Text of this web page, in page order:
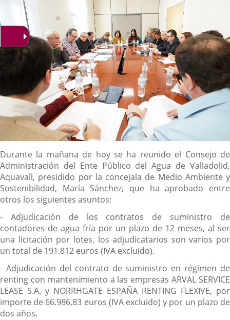
Descripción
Durante la mañana de hoy se ha reunido el Consejo de
Administración del Ente Público del Agua de Valladolid,
Aquavall, presidido por la concejala de Medio Ambiente y
Sostenibilidad, María Sánchez, que ha aprobado entre
otros los siguientes asuntos:
- Adjudicación de los contratos de suministro de
contadores de agua fría por un plazo de 12 meses, al ser
una licitación por lotes, los adjudicatarios son varios por
un total de 191.812 euros (IVA excluido).
- Adjudicación del contrato de suministro en régimen de
renting con mantenimiento a las empresas ARVAL SERVICE
LEASE S.A. y NORRHGATE ESPAÑA RENTING FLEXIVE, por
importe de 66.986,83 euros (IVA excluido) y por un plazo de
dos años.